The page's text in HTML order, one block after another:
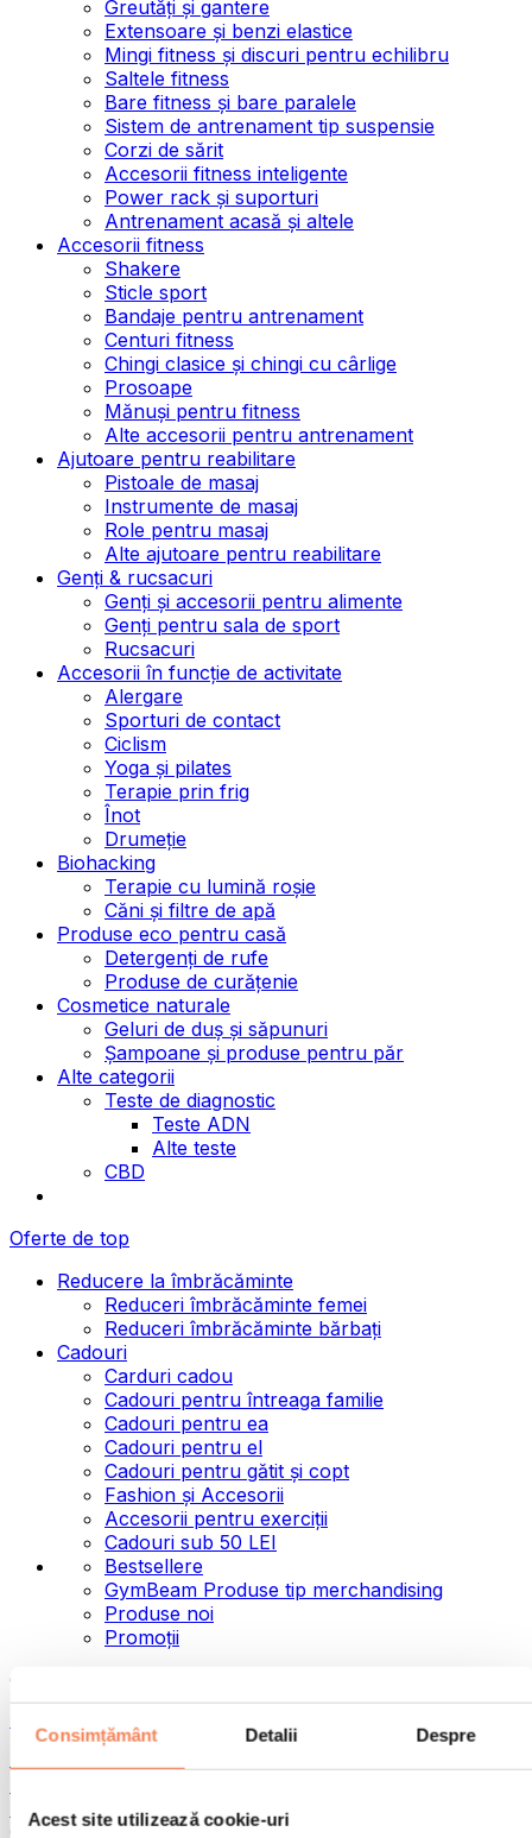
Consimțământ Detalii Despre
Acest site utilizează cookie-uri
Greutăți și gantere
Extensoare și benzi elastice
Mingi fitness și discuri pentru echilibru
Saltele fitness
Bare fitness și bare paralele
Sistem de antrenament tip suspensie
Corzi de sărit
Accesorii fitness inteligente
Power rack și suporturi
Antrenament acasă și altele
Accesorii fitness
Shakere
Sticle sport
Bandaje pentru antrenament
Centuri fitness
Chingi clasice și chingi cu cârlige
Prosoape
Mănuși pentru fitness
Alte accesorii pentru antrenament
Ajutoare pentru reabilitare
Pistoale de masaj
Instrumente de masaj
Role pentru masaj
Alte ajutoare pentru reabilitare
Genți & rucsacuri
Genți și accesorii pentru alimente
Genți pentru sala de sport
Rucsacuri
Accesorii în funcție de activitate
Alergare
Sporturi de contact
Ciclism
Yoga și pilates
Terapie prin frig
Înot
Drumeție
Biohacking
Terapie cu lumină roșie
Căni și filtre de apă
Produse eco pentru casă
Detergenți de rufe
Produse de curățenie
Cosmetice naturale
Geluri de duș și săpunuri
Șampoane și produse pentru păr
Alte categorii
Teste de diagnostic
Teste ADN
Alte teste
CBD
Oferte de top
Reducere la îmbrăcăminte
Reduceri îmbrăcăminte femei
Reduceri îmbrăcăminte bărbați
Cadouri
Carduri cadou
Cadouri pentru întreaga familie
Cadouri pentru ea
Cadouri pentru el
Cadouri pentru gătit și copt
Fashion și Accesorii
Accesorii pentru exerciții
Cadouri sub 50 LEI
Bestsellere
GymBeam Produse tip merchandising
Produse noi
Promoții
Categorii
Semințe
Creme și paste tartinabile